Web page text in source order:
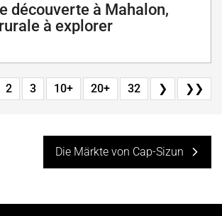
découverte à Mahalon,
à explorer
2 3 10+ 20+ 32 ❯ ❯❯
Die Märkte von Cap-Sizun